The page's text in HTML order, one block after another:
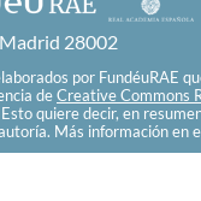
28002
por FundéuRAE
de Creative Commons
quiere decir, en
Más información en